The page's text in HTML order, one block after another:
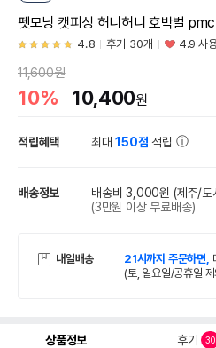
펫모닝 캣피싱 허니허니 호박벌
4.8 후기 30개 4.9 사
11,600원
10% 10,400원
적립혜택 최대150점 적립
배송정보 배송비 3,000원 (제주/도
(3만원 이상 무료배송)
내일배송 21시까지 주문하면,
(토, 일요일/공휴일
상품정보 후기 30